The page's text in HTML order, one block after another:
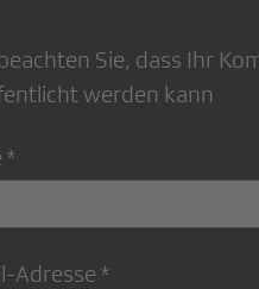
Sie, dass Ihr
werden kann
*
Adresse *